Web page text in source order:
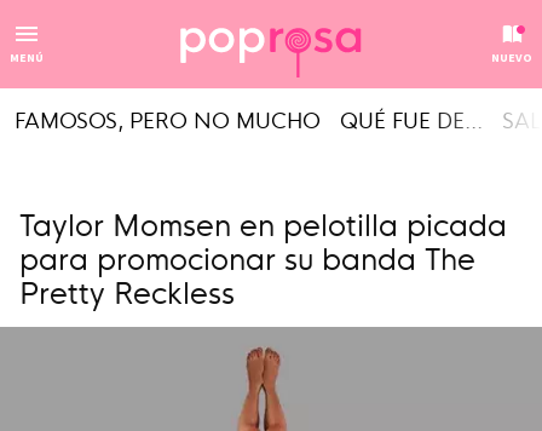
MENÚ NUEVO
FAMOSOS, PERO NO MUCHO QUÉ FUE DE...
Taylor Momsen en pelotilla picada
para promocionar su banda The
Pretty Reckless